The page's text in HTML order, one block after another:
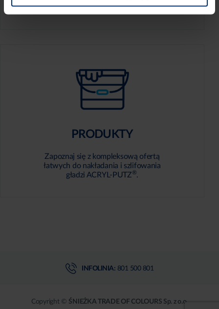
aby perfekcyjnie wygładzić swoje ściany.
PRODUKTY
Zapoznaj się z kompleksową ofertą
łatwych do nakładania i szlifowania
gładzi ACRYL-PUTZ®.
INFOLINIA: 801 500 801
Copyright © ŚNIEŻKA TRADE OF COLOURS Sp. z o.o.